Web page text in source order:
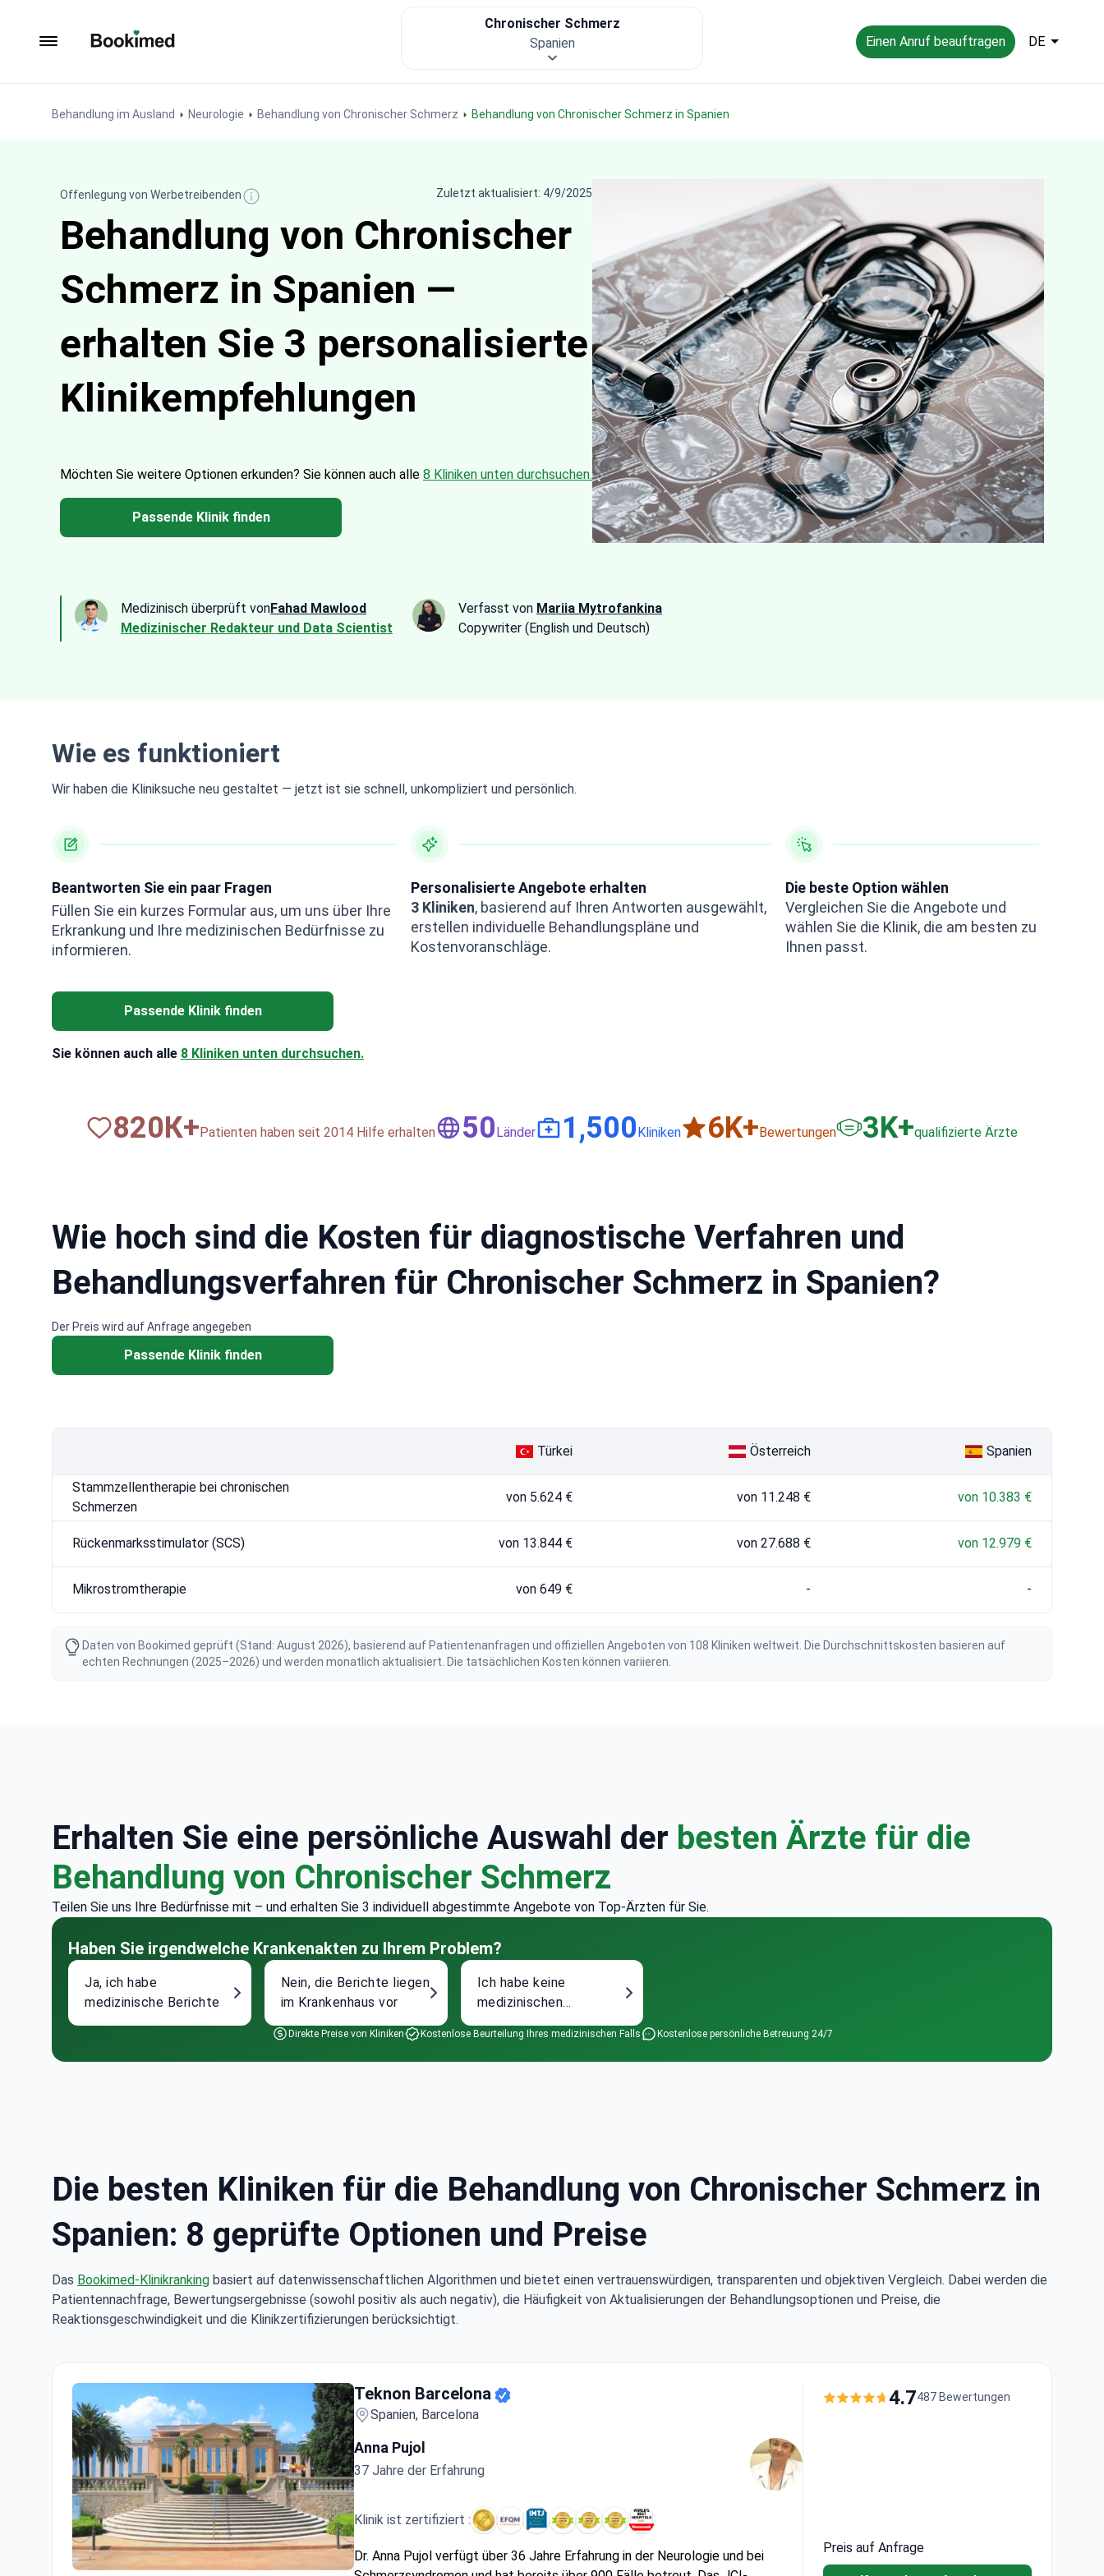
Einen Anruf beauftragen DE
Behandlung im Ausland Neurologie Behandlung von Chronischer Schmerz Behandlung von Chronischer Schmerz in Spanien
Chronischer Schmerz
Spanien
Offenlegung von Werbetreibenden Zuletzt aktualisiert: 4/9/2025
Behandlung von Chronischer
Schmerz in Spanien —
erhalten Sie 3 personalisierte
Klinikempfehlungen
Möchten Sie weitere Optionen erkunden? Sie können auch alle 8 Kliniken unten durchsuchen.
Passende Klinik finden
Medizinisch überprüft vonFahad Mawlood
Medizinischer Redakteur und Data Scientist
Verfasst von Mariia Mytrofankina
Copywriter (English und Deutsch)
Wie es funktioniert
Wir haben die Kliniksuche neu gestaltet — jetzt ist sie schnell, unkompliziert und persönlich.
Beantworten Sie ein paar Fragen
Füllen Sie ein kurzes Formular aus, um uns über Ihre
Erkrankung und Ihre medizinischen Bedürfnisse zu
informieren.
Personalisierte Angebote erhalten
3 Kliniken, basierend auf Ihren Antworten ausgewählt,
erstellen individuelle Behandlungspläne und
Kostenvoranschläge.
Die beste Option wählen
Vergleichen Sie die Angebote und
wählen Sie die Klinik, die am besten zu
Ihnen passt.
Passende Klinik finden
Sie können auch alle 8 Kliniken unten durchsuchen.
820К+Patienten haben seit 2014 Hilfe erhalten 50Länder 1,500Kliniken 6K+Bewertungen 3K+qualifizierte Ärzte
Wie hoch sind die Kosten für diagnostische Verfahren und
Behandlungsverfahren für Chronischer Schmerz in Spanien?
Der Preis wird auf Anfrage angegeben
Passende Klinik finden
Türkei Österreich Spanien
Stammzellentherapie bei chronischen
Schmerzen
von 5.624 € von 11.248 € von 10.383 €
Rückenmarksstimulator (SCS) von 13.844 € von 27.688 € von 12.979 €
Mikrostromtherapie von 649 € - -
Daten von Bookimed geprüft (Stand: August 2026), basierend auf Patientenanfragen und offiziellen Angeboten von 108 Kliniken weltweit. Die Durchschnittskosten basieren auf
echten Rechnungen (2025–2026) und werden monatlich aktualisiert. Die tatsächlichen Kosten können variieren.
Erhalten Sie eine persönliche Auswahl der besten Ärzte für die
Behandlung von Chronischer Schmerz
Teilen Sie uns Ihre Bedürfnisse mit – und erhalten Sie 3 individuell abgestimmte Angebote von Top-Ärzten für Sie.
Haben Sie irgendwelche Krankenakten zu Ihrem Problem?
Ja, ich habe
medizinische Berichte
Nein, die Berichte liegen
im Krankenhaus vor
Ich habe keine
medizinischen
Untersuchungen
gemacht
Direkte Preise von Kliniken Kostenlose Beurteilung Ihres medizinischen Falls Kostenlose persönliche Betreuung 24/7
Die besten Kliniken für die Behandlung von Chronischer Schmerz in
Spanien: 8 geprüfte Optionen und Preise
Das Bookimed-Klinikranking basiert auf datenwissenschaftlichen Algorithmen und bietet einen vertrauenswürdigen, transparenten und objektiven Vergleich. Dabei werden die
Patientennachfrage, Bewertungsergebnisse (sowohl positiv als auch negativ), die Häufigkeit von Aktualisierungen der Behandlungsoptionen und Preise, die
Reaktionsgeschwindigkeit und die Klinikzertifizierungen berücksichtigt.
Bestbewertete Klinik für die Behandlung von Chronischer Schmerz
Teknon Barcelona
Spanien, Barcelona
Anna Pujol
Klinik ist zertifiziert :
4.7487 Bewertungen